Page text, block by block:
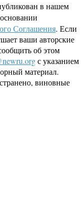
в нашем
Соглашения. Если
ваши авторские
об этом
с указанием
материал.
виновные